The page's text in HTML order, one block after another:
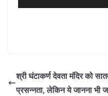
श्री घंटाकर्ण देवता मंदिर को
प्रसन्नता, लेकिन ये जानना भी